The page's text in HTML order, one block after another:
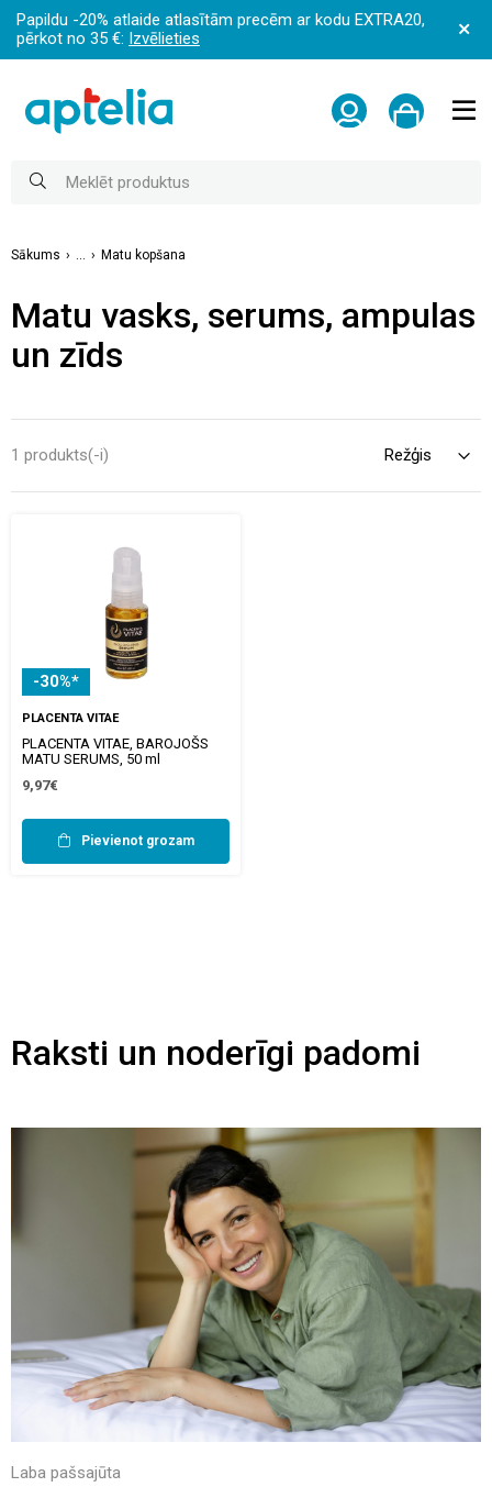
Papildu -20% atlaide atlasītām precēm ar kodu EXTRA20,
pērkot no 35 €: Izvēlieties
Sākums Matu kopšana
Matu vasks, serums, ampulas
un zīds
1 produkts(-i)
-30%*
PLACENTA VITAE
PLACENTA VITAE, BAROJOŠS
MATU SERUMS, 50 ml
9,97€
Pievienot grozam
Raksti un noderīgi padomi
Laba pašsajūta